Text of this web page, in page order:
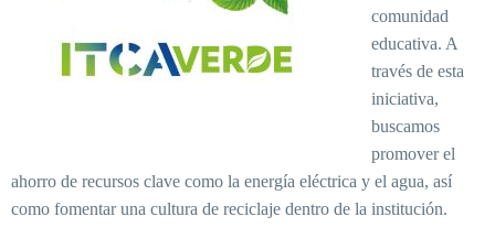
comunidad
educativa. A
través de esta
iniciativa,
buscamos
promover el
ahorro de recursos clave como la energía eléctrica y el agua, así
como fomentar una cultura de reciclaje dentro de la institución.